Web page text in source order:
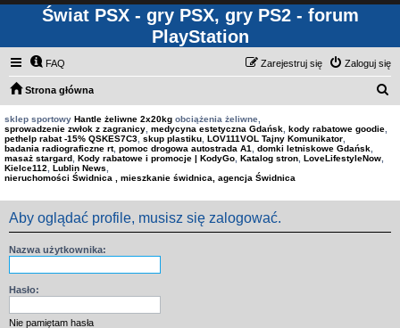
Świat PSX - gry PSX, gry PS2 - forum
PlayStation
FAQ Zaloguj się
Zarejestruj się
Strona główna
sklep sportowy Hantle żeliwne 2x20kg obciążenia żeliwne,
sprowadzenie zwłok z zagranicy medycyna estetyczna Gdańsk kody rabatowe goodie
pethelp rabat -15% QSKES7C3 skup plastiku LOV111VOL Tajny Komunikator
badania radiograficzne rt, pomoc drogowa autostrada A1 domki letniskowe Gdańsk
masaż stargard Kody rabatowe i promocje | KodyGo Katalog stron LoveLifestyleNow
Kielce112
Lublin News
nieruchomości Świdnica , mieszkanie świdnica, agencja Świdnica
Aby oglądać profile, musisz się zalogować.
Nazwa użytkownika:
Hasło:
Nie pamiętam hasła